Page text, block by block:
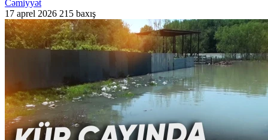
Cəmiyyət
17 aprel 2026 215 baxış